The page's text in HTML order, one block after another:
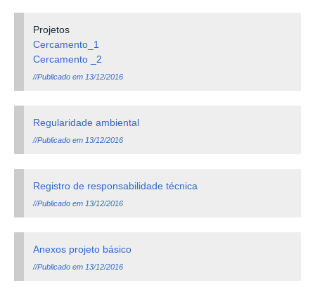
Projetos
Cercamento_1
Cercamento _2
//Publicado em 13/12/2016
Regularidade ambiental
//Publicado em 13/12/2016
Registro de responsabilidade técnica
//Publicado em 13/12/2016
Anexos projeto básico
//Publicado em 13/12/2016